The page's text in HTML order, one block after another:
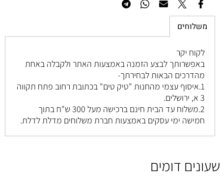
משלוחים
לקוח יקר
באפשרותך לבצע הזמנה באמצעות האתר ולקבלה באחת
מהדרכים הבאות לבחירתך-
1.איסוף עצמי מהחנות "טיק טים" בכתובת רחוב
פתח תקווה
3 א, ירושלים
.
2.משלוח עד הבית חינם ברכישה מעל 300 ש"ח בתוך
חמישה ימי עסקים באמצעות חברת משלוחים מדלת לדלת.
שעונים דומים